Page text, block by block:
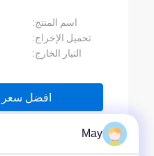
اسم المنتج:
تحميل الإخراج:
التيار الخارج:
افضل سعر
May